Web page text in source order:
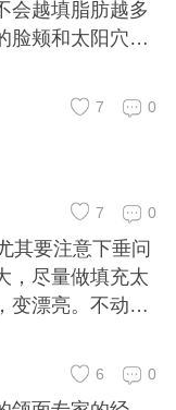
会越填脂肪越多
脸颊和太阳穴都
0
7
0
7
其要注意下垂问
，尽量做填充太
变漂亮。不动骨
0
6